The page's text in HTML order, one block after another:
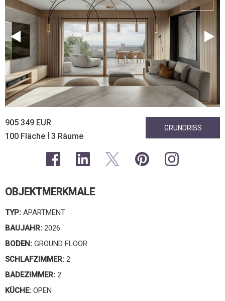
905 349 EUR
100 Fläche | 3 Räume
GRUNDRISS
OBJEKTMERKMALE
TYP: APARTMENT
BAUJAHR: 2026
BODEN: GROUND FLOOR
SCHLAFZIMMER: 2
BADEZIMMER: 2
KÜCHE: OPEN